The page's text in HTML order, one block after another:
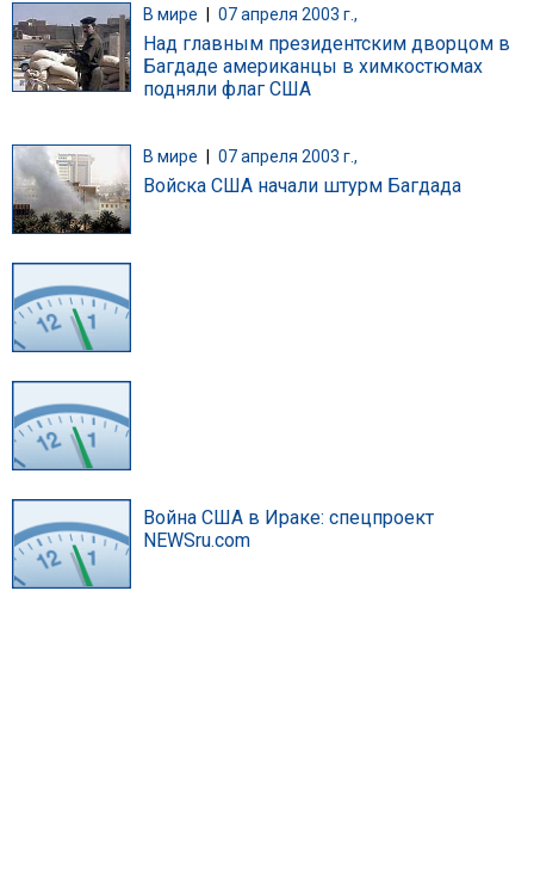
В мире 07 апреля 2003 г.,
Над главным президентским дворцом в
Багдаде американцы в химкостюмах
подняли флаг США
В мире 07 апреля 2003 г.,
Войска США начали штурм Багдада
Война США в Ираке: спецпроект
NEWSru.com